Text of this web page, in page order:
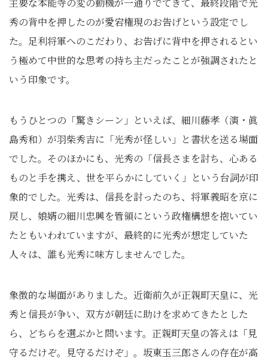
秀の背中を押したのが愛宕権現のお告げという設定でし
た。足利将軍へのこだわり、お告げに背中を押されるとい
う極めて中世的な思考の持ち主だったことが強調されたと
いう印象です。
もうひとつの「驚きシーン」といえば、細川藤孝（演・眞
島秀和）が羽柴秀吉に「光秀が怪しい」と書状を送る場面
でした。そのほかにも、光秀の「信長さまを討ち、心ある
ものと手を携え、世を平らかにしていく」という台詞が印
象的でした。光秀は、信長を討ったのち、将軍義昭を京に
戻し、娘婿の細川忠興を管領にという政権構想を抱いてい
たともいわれていますが、最終的に光秀が想定していた
人々は、誰も光秀に味方しませんでした。
象徴的な場面がありました。近衛前久が正親町天皇に、光
秀と信長が争い、双方が朝廷に助けを求めてきたとした
ら、どちらを選ぶかと問います。正親町天皇の答えは「見
守るだけぞ。見守るだけぞ」。坂東玉三郎さんの存在が高